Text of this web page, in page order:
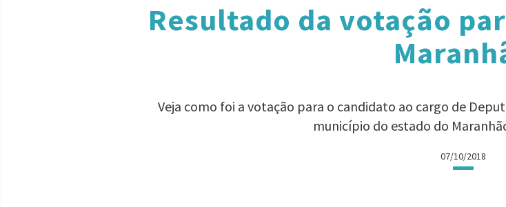
Resultado da votação
Veja como foi a votação para o candidato ao cargo de
município do estado do
07/10/2018